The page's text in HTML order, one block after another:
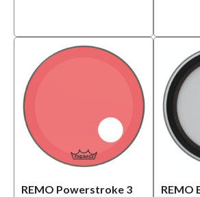
REMO Powerstroke 3
REMO